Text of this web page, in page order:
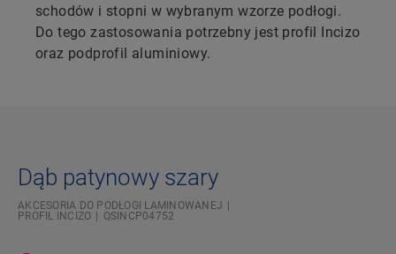
schodów i stopni w wybranym wzorze podłogi.
Do tego zastosowania potrzebny jest profil Incizo
oraz podprofil aluminiowy.
Dąb patynowy szary
AKCESORIA DO PODŁOGI LAMINOWANEJ
PROFIL INCIZO
QSINCP04752